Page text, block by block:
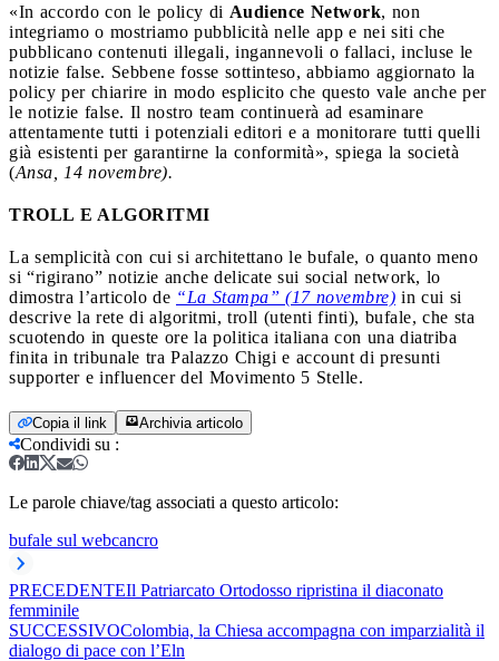
«In accordo con le policy di Audience Network, non
integriamo o mostriamo pubblicità nelle app e nei siti che
pubblicano contenuti illegali, ingannevoli o fallaci, incluse le
notizie false. Sebbene fosse sottinteso, abbiamo aggiornato la
policy per chiarire in modo esplicito che questo vale anche per
le notizie false. Il nostro team continuerà ad esaminare
attentamente tutti i potenziali editori e a monitorare tutti quelli
già esistenti per garantirne la conformità», spiega la società
(Ansa, 14 novembre).
TROLL E ALGORITMI
La semplicità con cui si architettano le bufale, o quanto meno
si “rigirano” notizie anche delicate sui social network, lo
dimostra l’articolo de “La Stampa” (17 novembre) in cui si
descrive la rete di algoritmi, troll (utenti finti), bufale, che sta
scuotendo in queste ore la politica italiana con una diatriba
finita in tribunale tra Palazzo Chigi e account di presunti
supporter e influencer del Movimento 5 Stelle.
Copia il link Archivia articolo
Condividi su :
Le parole chiave/tag associati a questo articolo:
bufale sul webcancro
PRECEDENTEIl Patriarcato Ortodosso ripristina il diaconato
femminile
SUCCESSIVOColombia, la Chiesa accompagna con imparzialità il
dialogo di pace con l’Eln